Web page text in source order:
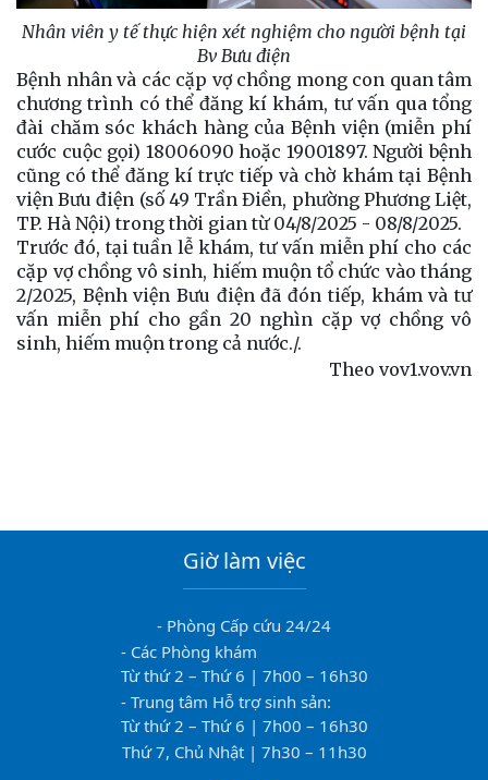
Nhân viên y tế thực hiện xét nghiệm cho người bệnh tại
Bv Bưu điện
Bệnh nhân và các cặp vợ chồng mong con quan tâm
chương trình có thể đăng kí khám, tư vấn qua tổng
đài chăm sóc khách hàng của Bệnh viện (miễn phí
cước cuộc gọi) 18006090 hoặc 19001897. Người bệnh
cũng có thể đăng kí trực tiếp và chờ khám tại Bệnh
viện Bưu điện (số 49 Trần Điền, phường Phương Liệt,
TP. Hà Nội) trong thời gian từ 04/8/2025 - 08/8/2025.
Trước đó, tại tuần lễ khám, tư vấn miễn phí cho các
cặp vợ chồng vô sinh, hiếm muộn tổ chức vào tháng
2/2025, Bệnh viện Bưu điện đã đón tiếp, khám và tư
vấn miễn phí cho gần 20 nghìn cặp vợ chồng vô
sinh, hiếm muộn trong cả nước./.
Theo vov1.vov.vn
Giờ làm việc
- Phòng Cấp cứu 24/24
- Các Phòng khám
Từ thứ 2 – Thứ 6 | 7h00 – 16h30
- Trung tâm Hỗ trợ sinh sản:
Từ thứ 2 – Thứ 6 | 7h00 – 16h30
Thứ 7, Chủ Nhật | 7h30 – 11h30